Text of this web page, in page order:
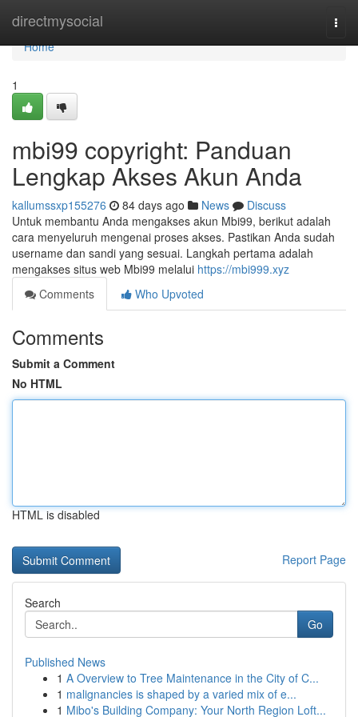
directmysocial
Home
Home
1
mbi99 copyright: Panduan
Lengkap Akses Akun Anda
kallumssxp155276 84 days ago News
Discuss
Untuk membantu Anda mengakses akun Mbi99, berikut adalah
cara menyeluruh mengenai proses akses. Pastikan Anda sudah
username dan sandi yang sesuai. Langkah pertama adalah
mengakses situs web Mbi99 melalui https://mbi999.xyz
Comments
Who Upvoted
Comments
Submit a Comment
No HTML
HTML is disabled
Report Page
Search
Go
Published News
1 A Overview to Tree Maintenance in the City of C...
1 malignancies is shaped by a varied mix of e...
1 Mibo's Building Company: Your North Region Loft...